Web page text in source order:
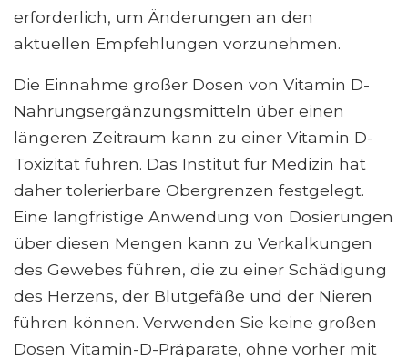
erforderlich, um Änderungen an den
aktuellen Empfehlungen vorzunehmen.
Die Einnahme großer Dosen von Vitamin D-
Nahrungsergänzungsmitteln über einen
längeren Zeitraum kann zu einer Vitamin D-
Toxizität führen. Das Institut für Medizin hat
daher tolerierbare Obergrenzen festgelegt.
Eine langfristige Anwendung von Dosierungen
über diesen Mengen kann zu Verkalkungen
des Gewebes führen, die zu einer Schädigung
des Herzens, der Blutgefäße und der Nieren
führen können. Verwenden Sie keine großen
Dosen Vitamin-D-Präparate, ohne vorher mit